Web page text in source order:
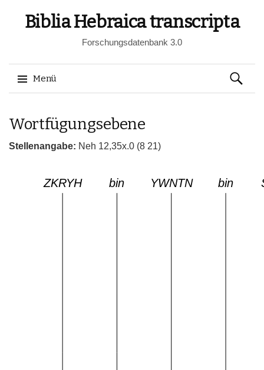
Biblia Hebraica transcripta
Forschungsdatenbank 3.0
Menü
zum
Suchen
nach:
Wortfügungsebene
Stellenangabe: Neh 12,35x.0 (8 21)